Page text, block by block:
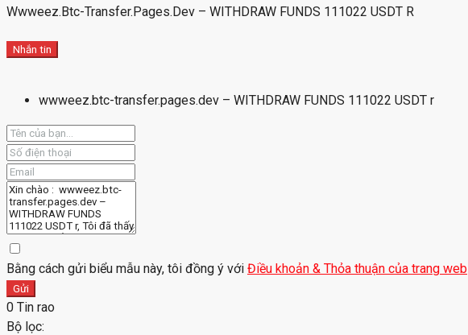
Wwweez.btc-Transfer.pages.dev – WITHDRAW FUNDS 111022 USDT R
Nhắn tin
wwweez.btc-transfer.pages.dev – WITHDRAW FUNDS 111022 USDT r
Bằng cách gửi biểu mẫu này, tôi đồng ý với Điều khoản & Thỏa thuận của trang web
Gửi
0 Tin rao
Bộ lọc: